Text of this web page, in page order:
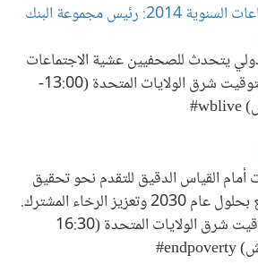
المؤتمر الصحفي للاجتماعات السنوية 2014: رئيس مجموعة البنك
يتحدث للصحفيين عشية الاجتماعات
السنوية. 9-10 صباحا بتوقيت شرق الولايات المتحدة (13:00-
أمام القياس الدقيق للتقدم نحو تحقيق
هدفي إنهاء الفقر المدقع بحلول عام 2030 وتعزيز الرخاء المشترك.
12:30 -2:00 ظهرا بتوقيت شرق الولايات المتحدة (16:30